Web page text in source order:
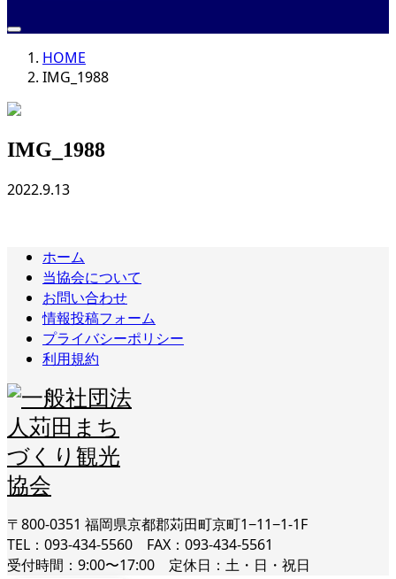
HOME
IMG_1988
IMG_1988
2022.9.13
ホーム
当協会について
お問い合わせ
情報投稿フォーム
プライバシーポリシー
利用規約
〒800-0351 福岡県京都郡苅田町京町1−11−1-1F
TEL：093-434-5560 FAX：093-434-5561
受付時間：9:00〜17:00 定休日：土・日・祝日